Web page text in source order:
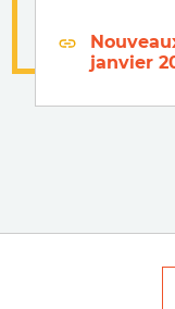
janvier